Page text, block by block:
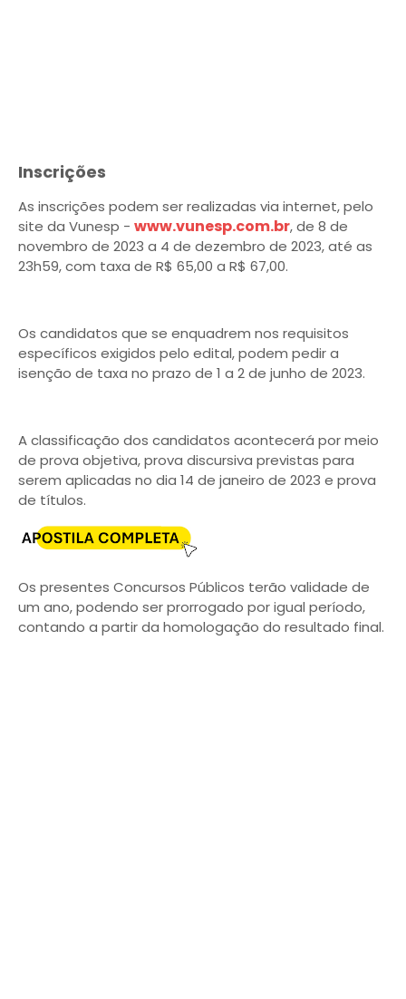
Inscrições
As inscrições podem ser realizadas via internet, pelo
site da Vunesp - www.vunesp.com.br, de 8 de
novembro de 2023 a 4 de dezembro de 2023, até as
23h59, com taxa de R$ 65,00 a R$ 67,00.
Os candidatos que se enquadrem nos requisitos
específicos exigidos pelo edital, podem pedir a
isenção de taxa no prazo de 1 a 2 de junho de 2023.
A classificação dos candidatos acontecerá por meio
de prova objetiva, prova discursiva previstas para
serem aplicadas no dia 14 de janeiro de 2023 e prova
de títulos.
Os presentes Concursos Públicos terão validade de
um ano, podendo ser prorrogado por igual período,
contando a partir da homologação do resultado final.